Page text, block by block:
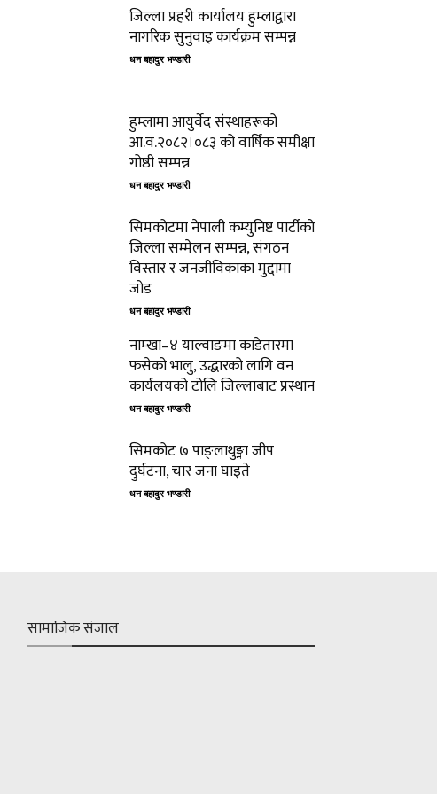
जिल्ला प्रहरी कार्यालय हुम्लाद्वारा
नागरिक सुनुवाइ कार्यक्रम सम्पन्न
धन बहादुर भण्डारी
हुम्लामा आयुर्वेद संस्थाहरूको
आ.व.२०८२।०८३ को वार्षिक समीक्षा
गोष्ठी सम्पन्न
धन बहादुर भण्डारी
सिमकोटमा नेपाली कम्युनिष्ट पार्टीको
जिल्ला सम्मेलन सम्पन्न, संगठन
विस्तार र जनजीविकाका मुद्दामा
जोड
धन बहादुर भण्डारी
नाम्खा–४ याल्वाङमा काडेतारमा
फसेको भालु, उद्धारको लागि वन
कार्यलयको टोलि जिल्लाबाट प्रस्थान
धन बहादुर भण्डारी
सिमकोट ७ पाङ्लाथुङ्मा जीप
दुर्घटना, चार जना घाइते
धन बहादुर भण्डारी
सामाजिक संजाल